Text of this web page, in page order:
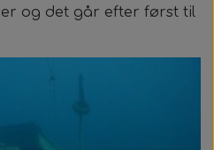
og det går efter først til